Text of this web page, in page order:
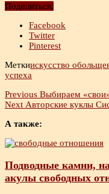
Поделиться:
Facebook
Twitter
Pinterest
Меткиискусство
успеха
Previous Выбираем
Next Авторские куклы
А также:
Подводные камни,
акулы свободных